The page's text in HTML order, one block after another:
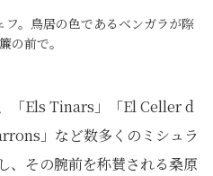
フ。鳥居の色であるベンガラが際
の前で。
「Els Tinars」「El Celler d
」など数多くのミシュラ
、その腕前を称賛される桑原